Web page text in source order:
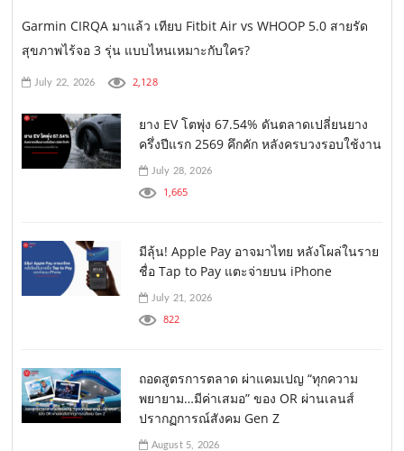
Garmin CIRQA มาแล้ว เทียบ Fitbit Air vs WHOOP 5.0 สายรัด
สุขภาพไร้จอ 3 รุ่น แบบไหนเหมาะกับใคร?
July 22, 2026 2,128
ยาง EV โตพุ่ง 67.54% ดันตลาดเปลี่ยนยาง
ครึ่งปีแรก 2569 คึกคัก หลังครบวงรอบใช้งาน
July 28, 2026
1,665
มีลุ้น! Apple Pay อาจมาไทย หลังโผล่ในราย
ชื่อ Tap to Pay แตะจ่ายบน iPhone
July 21, 2026
822
ถอดสูตรการตลาด ผ่าแคมเปญ “ทุกความ
พยายาม…มีค่าเสมอ” ของ OR ผ่านเลนส์
ปรากฏการณ์สังคม Gen Z
August 5, 2026